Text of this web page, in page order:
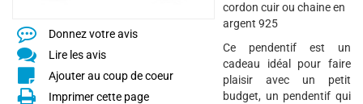
Donnez votre avis
Lire les avis
Ajouter au coup de coeur
Imprimer cette page
cordon cuir ou chaine en
argent 925
Ce pendentif est un
cadeau idéal pour faire
plaisir avec un petit
budget, un pendentif qui